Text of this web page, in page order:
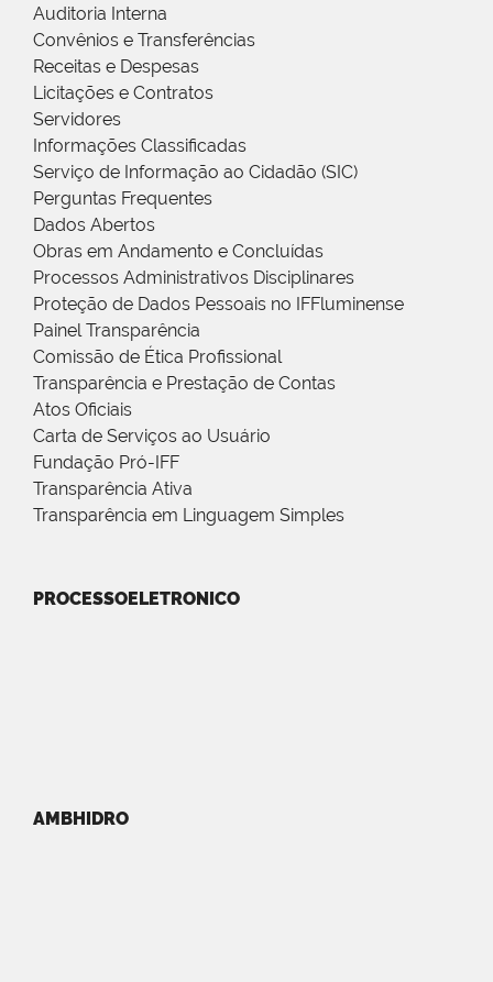
Auditoria Interna
Convênios e Transferências
Receitas e Despesas
Licitações e Contratos
Servidores
Informações Classificadas
Serviço de Informação ao Cidadão (SIC)
Perguntas Frequentes
Dados Abertos
Obras em Andamento e Concluídas
Processos Administrativos Disciplinares
Proteção de Dados Pessoais no IFFluminense
Painel Transparência
Comissão de Ética Profissional
Transparência e Prestação de Contas
Atos Oficiais
Carta de Serviços ao Usuário
Fundação Pró-IFF
Transparência Ativa
Transparência em Linguagem Simples
PROCESSOELETRONICO
AMBHIDRO